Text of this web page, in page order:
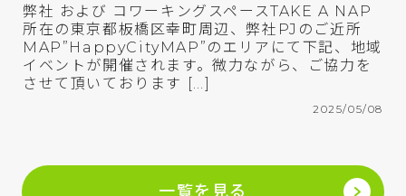
弊社 および コワーキングスペースTAKE A NAP
所在の東京都板橋区幸町周辺、弊社PJのご近所
MAP”HappyCityMAP”のエリアにて下記、地域
イベントが開催されます。微力ながら、ご協力を
させて頂いております […]
2025/05/08
一覧を見る